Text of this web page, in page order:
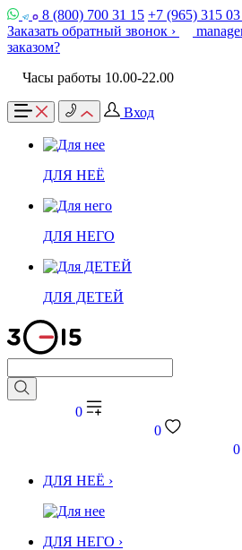
8 (800) 700 31 15 +7 (965) 315
Заказать обратный звонок ›
заказом?
Часы работы 10.00-22.00
Вход
ДЛЯ НЕЁ
ДЛЯ НЕГО
ДЛЯ ДЕТЕЙ
0
0
0
ДЛЯ НЕЁ ›
ДЛЯ НЕГО ›